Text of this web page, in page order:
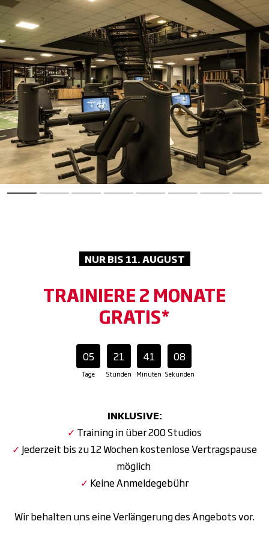
NUR BIS 11. AUGUST
TRAINIERE 2 MONATE
GRATIS*
05
Tage
21
Stunden
41
Minuten
07
Sekunden
INKLUSIVE:
✓ Training in über 200 Studios
✓ Jederzeit bis zu 12 Wochen kostenlose Vertragspause
möglich
✓ Keine Anmeldegebühr
Wir behalten uns eine Verlängerung des Angebots vor.